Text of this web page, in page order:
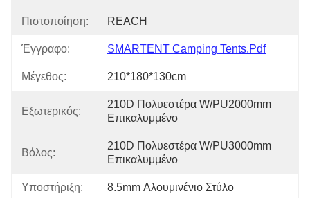
Πιστοποίηση: REACH
Έγγραφο: SMARTENT Camping Tents.pdf
Μέγεθος: 210*180*130cm
Εξωτερικός:
210D Πολυεστέρα W/PU2000mm
Επικαλυμμένο
Βόλος:
210D Πολυεστέρα W/PU3000mm
Επικαλυμμένο
Υποστήριξη: 8.5mm Αλουμινένιο Στύλο